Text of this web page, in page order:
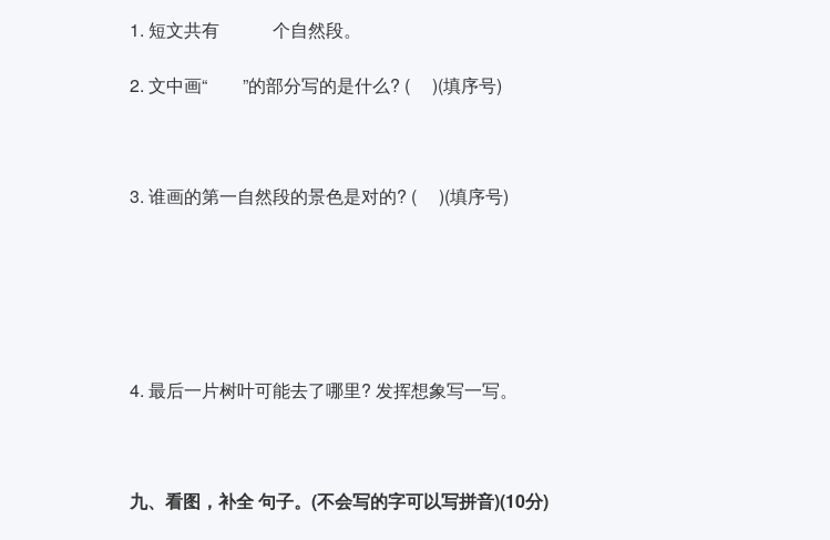
1. 短文共有 个自然段。
2. 文中画“ ”的部分写的是什么? ( )(填序号)
3. 谁画的第一自然段的景色是对的? ( )(填序号)
4. 最后一片树叶可能去了哪里? 发挥想象写一写。
九、看图，补全 句子。(不会写的字可以写拼音)(10分)